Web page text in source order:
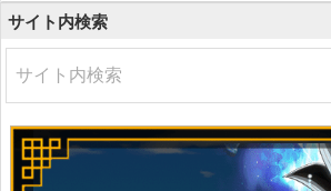
サイト内検索